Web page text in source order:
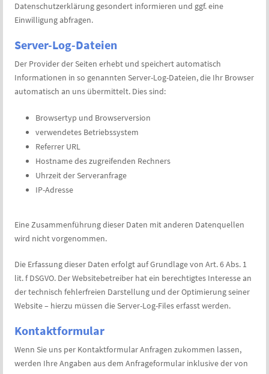
Datenschutzerklärung gesondert informieren und ggf. eine
Einwilligung abfragen.
Server-Log-Dateien
Der Provider der Seiten erhebt und speichert automatisch
Informationen in so genannten Server-Log-Dateien, die Ihr Browser
automatisch an uns übermittelt. Dies sind:
Browsertyp und Browserversion
verwendetes Betriebssystem
Referrer URL
Hostname des zugreifenden Rechners
Uhrzeit der Serveranfrage
IP-Adresse
Eine Zusammenführung dieser Daten mit anderen Datenquellen
wird nicht vorgenommen.
Die Erfassung dieser Daten erfolgt auf Grundlage von Art. 6 Abs. 1
lit. f DSGVO. Der Websitebetreiber hat ein berechtigtes Interesse an
der technisch fehlerfreien Darstellung und der Optimierung seiner
Website – hierzu müssen die Server-Log-Files erfasst werden.
Kontaktformular
Wenn Sie uns per Kontaktformular Anfragen zukommen lassen,
werden Ihre Angaben aus dem Anfrageformular inklusive der von